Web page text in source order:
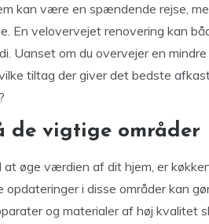
kan være en spændende rejse,
En velovervejet renovering kan
Uanset om du overvejer en
tiltag der giver det bedste
de vigtige områder
at øge værdien af dit hjem, er
opdateringer i disse områder kan
og materialer af høj kvalitet